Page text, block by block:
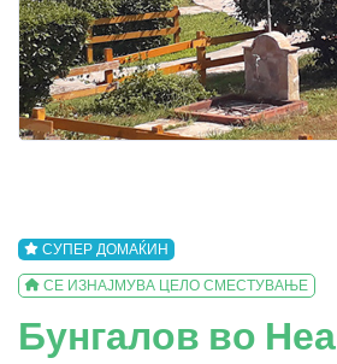
СУПЕР ДОМАЌИН
СЕ ИЗНАЈМУВА ЦЕЛО СМЕСТУВАЊЕ
Бунгалов во Неа